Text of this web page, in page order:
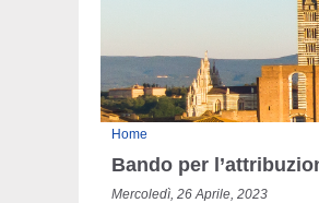
Tu sei qui
Home
Bando per
Mercoledì, 26 Aprile, 2023